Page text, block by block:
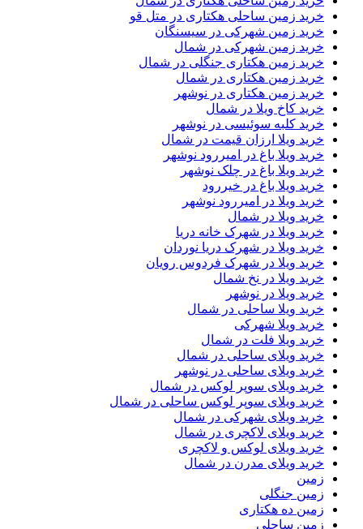
خرید زمین ساحلی هکتاری در متل قو
خرید زمین شهرکی در سیسنگان
خرید زمین شهرکی در شمال
خرید زمین هکتاری جنگلی در شمال
خرید زمین هکتاری در شمال
خرید زمین هکتاری در نوشهر
خرید کاخ ویلا در شمال
خرید کلبه سوئیسی در نوشهر
خرید ویلا ارزان قیمت در شمال
خرید ویلا باغ در امیررود نوشهر
خرید ویلا باغ در چلک نوشهر
خرید ویلا باغ در خیررود
خرید ویلا در امیررود نوشهر
خرید ویلا در شمال
خرید ویلا در شهرک خانه دریا
خرید ویلا در شهرک دریا نوردان
خرید ویلا در شهرک فردوس رویان
خرید ویلا در نخ شمال
خرید ویلا در نوشهر
خرید ویلا ساحلی در شمال
خرید ویلا شهرکی
خرید ویلا فلت در شمال
خرید ویلای ساحلی در شمال
خرید ویلای ساحلی در نوشهر
خرید ویلای سوپر لوکس در شمال
خرید ویلای سوپر لوکس ساحلی در شمال
خرید ویلای شهرکی در شمال
خرید ویلای لاکچری در شمال
خرید ویلای لوکس و لاکچری
خرید ویلای مدرن در شمال
زمین
زمین جنگلی
زمین ده هکتاری
زمین ساحلی